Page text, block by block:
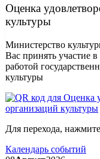
Оценка
культуры
Министерство
Вас принять участие
работой
культуры
Для перехода,
Календарь событий